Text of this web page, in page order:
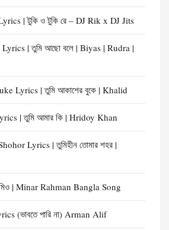
| টুকি ও টুকি রে – DJ Rik x DJ Jits
| তুমি আছো বলে | Biyas | Rudra |
Lyrics | তুমি আকাশের বুকে | Khalid
| তুমি আমার কি | Hridoy Khan
Lyrics | তুমিহীন তোমার শহর |
| Minar Rahman Bangla Song
(ভাবতে পারি না) Arman Alif